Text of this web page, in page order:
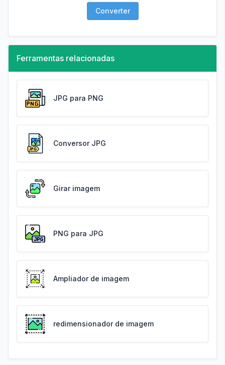
Converter
Ferramentas relacionadas
JPG para PNG
Conversor JPG
Girar imagem
PNG para JPG
Ampliador de imagem
redimensionador de imagem